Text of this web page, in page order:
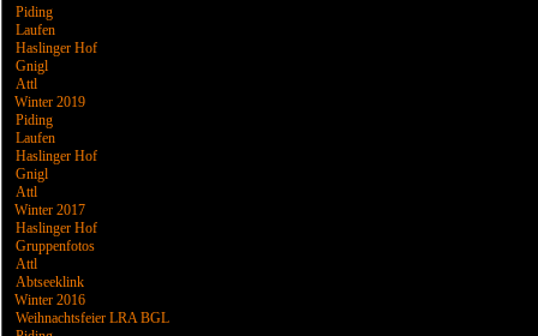
Piding
Laufen
Haslinger Hof
Gnigl
Attl
Winter 2019
Piding
Laufen
Haslinger Hof
Gnigl
Attl
Winter 2017
Haslinger Hof
Gruppenfotos
Attl
Abtseeklink
Winter 2016
Weihnachtsfeier LRA BGL